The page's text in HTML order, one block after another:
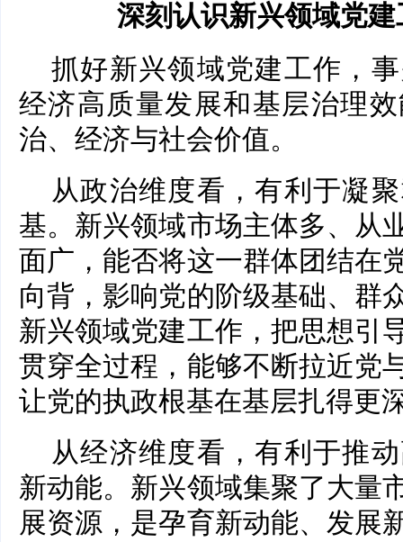
深刻认识新兴领域党
抓好新兴领域党建工作，
经济高质量发展和基层治理
治、经济与社会价值。
从政治维度看，有利于凝
基。新兴领域市场主体多、从
面广，能否将这一群体团结在
向背，影响党的阶级基础、群
新兴领域党建工作，把思想引
贯穿全过程，能够不断拉近党
让党的执政根基在基层扎得更
从经济维度看，有利于推
新动能。新兴领域集聚了大量
展资源，是孕育新动能、发展